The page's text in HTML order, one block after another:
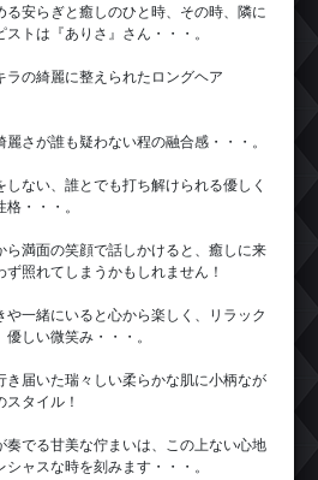
る安らぎと癒しのひと時、その時、隣に
ストは『ありさ』さん・・・。
ラの綺麗に整えられたロングヘア
麗さが誰も疑わない程の融合感・・・。
しない、誰とでも打ち解けられる優しく
・・・。
ら満面の笑顔で話しかけると、癒しに来
ず照れてしまうかもしれません！
や一緒にいると心から楽しく、リラック
優しい微笑み・・・。
き届いた瑞々しい柔らかな肌に小柄なが
スタイル！
奏でる甘美な佇まいは、この上ない心地
シャスな時を刻みます・・・。